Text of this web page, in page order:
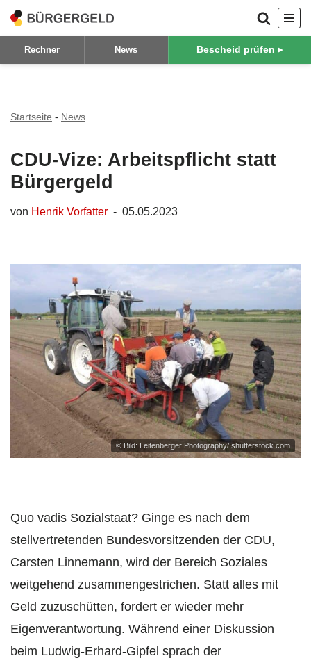
Zum
Inhalt
Rechner News Bescheid prüfen ▸
Startseite - News
CDU-Vize: Arbeitspflicht statt
Bürgergeld
von Henrik Vorfatter 05.05.2023
© Bild: Leitenberger Photography/ shutterstock.com
Quo vadis Sozialstaat? Ginge es nach dem
stellvertretenden Bundesvorsitzenden der CDU,
Carsten Linnemann, wird der Bereich Soziales
weitgehend zusammengestrichen. Statt alles mit
Geld zuzuschütten, fordert er wieder mehr
Eigenverantwortung. Während einer Diskussion
beim Ludwig-Erhard-Gipfel sprach der